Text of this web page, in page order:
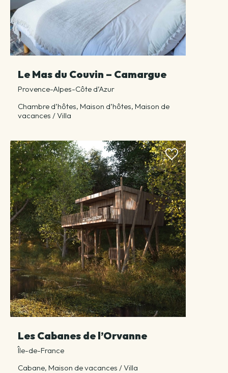
Le Mas du Couvin – Camargue
Provence-Alpes-Côte d’Azur
Chambre d’hôtes, Maison d’hôtes, Maison de
vacances / Villa
Les Cabanes de l’Orvanne
Île-de-France
Cabane, Maison de vacances / Villa